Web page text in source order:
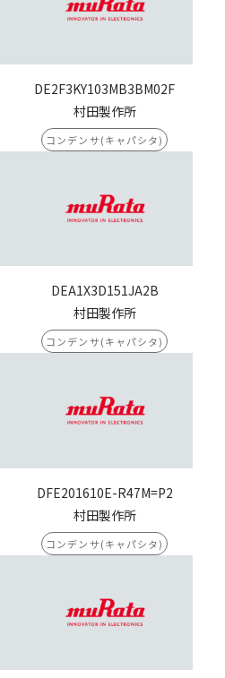
DE2F3KY103MB3BM02F
村田製作所
コンデンサ(キャパシタ)
DEA1X3D151JA2B
村田製作所
コンデンサ(キャパシタ)
DFE201610E-R47M=P2
村田製作所
コンデンサ(キャパシタ)